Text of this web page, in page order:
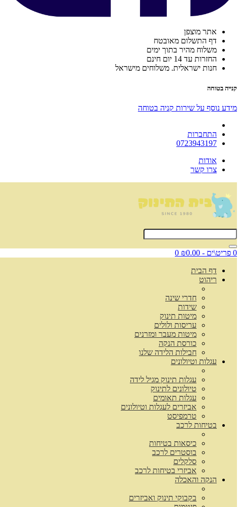
אתר מוצפן
דף התשלום מאובטח
משלוח מהיר בתוך ימים
החזרות עד 14 יום חינם
חנות ישראלית. משלוחים מישראל
קנייה בטוחה
מידע נוסף על שירות קניה בטוחה
התחברות
0723943197
אודות
צרו קשר
0 פריט\ים - ₪0.00 0
דף הבית
ריהוט
חדרי שינה
שידות
מיטות תינוק
עריסות ולולים
מיטות מעבר ומזרנים
כורסת הנקה
חבילות הלידה שלנו
עגלות וטיולונים
עגלות תינוק מגיל לידה
טיולונים לתינוק
עגלות תאומים
אביזרים לעגלות וטיולונים
טרמפיסט
בטיחות לרכב
כיסאות בטיחות
בוסטרים לרכב
סלקלים
אביזרי בטיחות לרכב
הנקה והאכלה
בקבוקי תינוק ואביזרים